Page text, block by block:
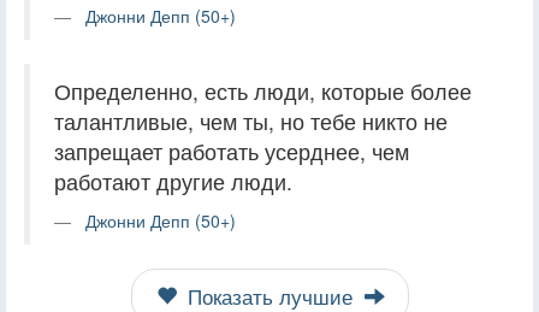
Джонни Депп (50+)
Определенно, есть люди, которые более
талантливые, чем ты, но тебе никто не
запрещает работать усерднее, чем
работают другие люди.
Джонни Депп (50+)
Показать лучшие